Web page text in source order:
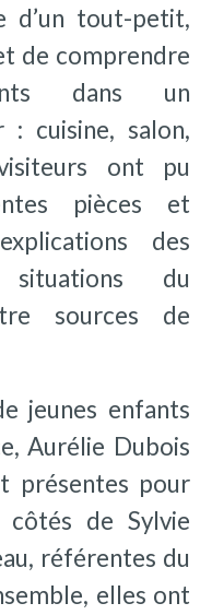
d’un tout-petit,
de comprendre
dans un
: cuisine, salon,
ont pu
pièces et
des
situations du
sources de
jeunes enfants
Aurélie Dubois
présentes pour
côtés de Sylvie
référentes du
elles ont